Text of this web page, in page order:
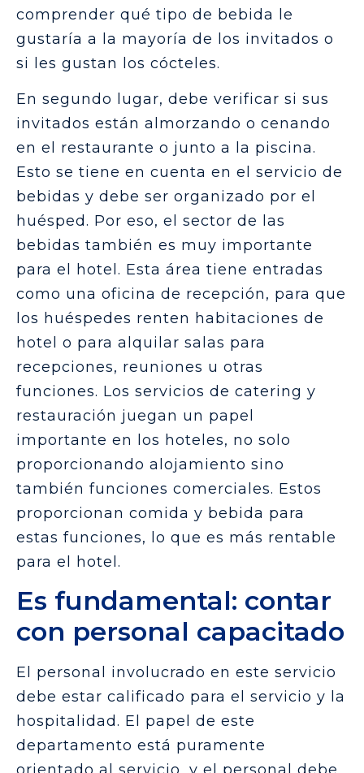
comprender qué tipo de bebida le
gustaría a la mayoría de los invitados o
si les gustan los cócteles.
En segundo lugar, debe verificar si sus
invitados están almorzando o cenando
en el restaurante o junto a la piscina.
Esto se tiene en cuenta en el servicio de
bebidas y debe ser organizado por el
huésped. Por eso, el sector de las
bebidas también es muy importante
para el hotel. Esta área tiene entradas
como una oficina de recepción, para que
los huéspedes renten habitaciones de
hotel o para alquilar salas para
recepciones, reuniones u otras
funciones. Los servicios de catering y
restauración juegan un papel
importante en los hoteles, no solo
proporcionando alojamiento sino
también funciones comerciales. Estos
proporcionan comida y bebida para
estas funciones, lo que es más rentable
para el hotel.
Es fundamental: contar
con personal capacitado
El personal involucrado en este servicio
debe estar calificado para el servicio y la
hospitalidad. El papel de este
departamento está puramente